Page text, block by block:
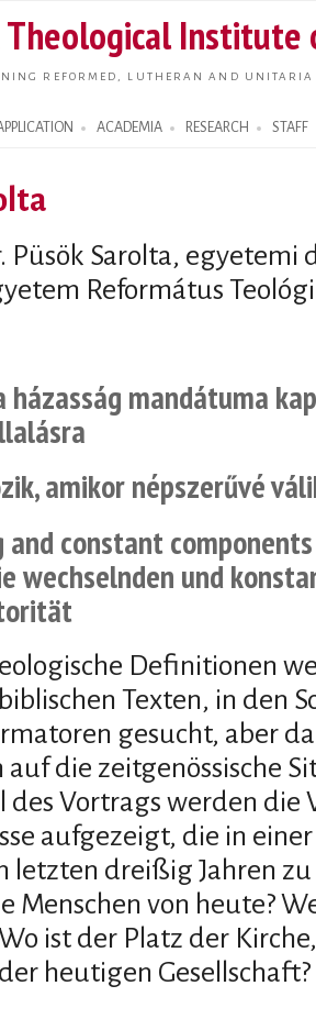
main
Institute
REFORMED, LUTHERAN AND
ACADEMIA RESEARCH STAFF
Püsök Sarolta, egyetemi
Református
házasság mandátuma
amikor népszerűvé
and constant
wechselnden und
Definitionen
Texten, in den
gesucht, aber
auf die zeitgenössische
des Vortrags werden
aufgezeigt, die in
letzten dreißig Jahren
Menschen von heute?
ist der Platz der
heutigen Gesellschaft?